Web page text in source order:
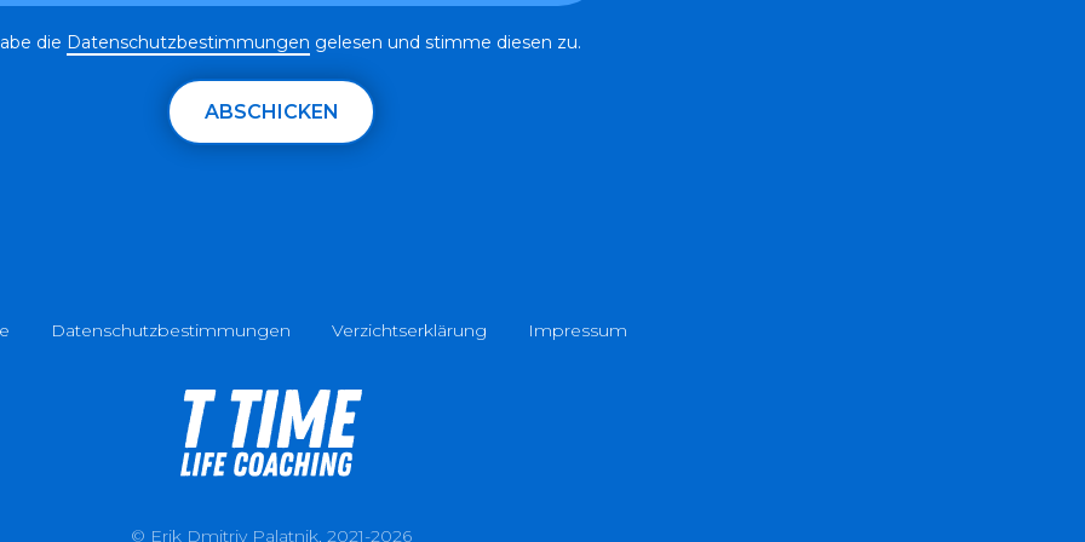
die Datenschutzbestimmungen gelesen und stimme diesen zu.
ABSCHICKEN
Datenschutzbestimmungen Verzichtserklärung Impressum
© Erik Dmitriy Palatnik, 2021-2026